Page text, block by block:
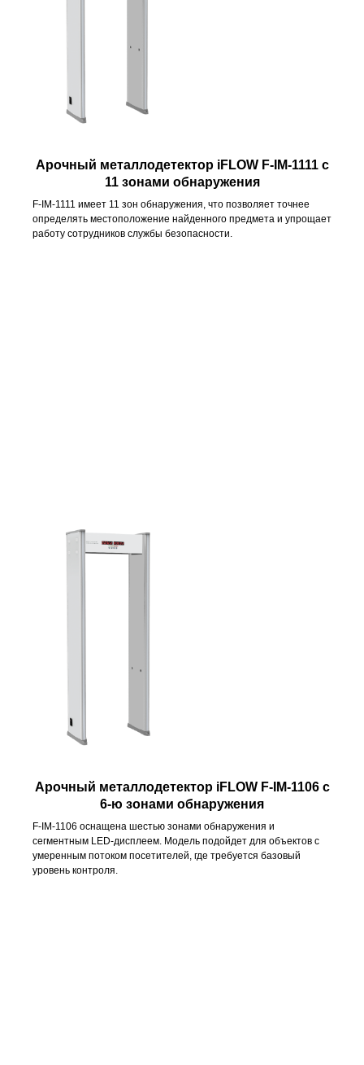
Арочный металлодетектор iFLOW F-IM-1111с
11 зонами обнаружения
F-IM-1111 имеет 11 зон обнаружения, что позволяет точнее
определять местоположение найденного предмета и упрощает
работу сотрудников службы безопасности.
Арочный металлодетектор iFLOW F-IM-1106с
6-ю зонами обнаружения
F-IM-1106 оснащена шестью зонами обнаружения и
сегментным LED-дисплеем. Модель подойдет для объектов с
умеренным потоком посетителей, где требуется базовый
уровень контроля.